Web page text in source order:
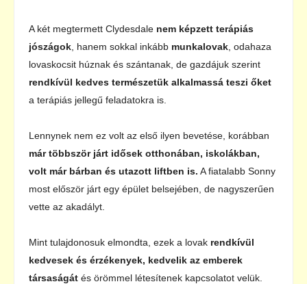
A két megtermett Clydesdale nem képzett terápiás
jószágok , hanem sokkal inkább munkalovak , odahaza
lovaskocsit húznak és szántanak, de gazdájuk szerint
rendkívül kedves természetük alkalmassá teszi őket
a terápiás jellegű feladatokra is.
Lennynek nem ez volt az első ilyen bevetése, korábban
már többször járt idősek otthonában, iskolákban,
volt már bárban és utazott liftben is. A fiatalabb Sonny
most először járt egy épület belsejében, de nagyszerűen
vette az akadályt.
Mint tulajdonosuk elmondta, ezek a lovak rendkívül
kedvesek és érzékenyek, kedvelik az emberek
társaságát és örömmel létesítenek kapcsolatot velük.